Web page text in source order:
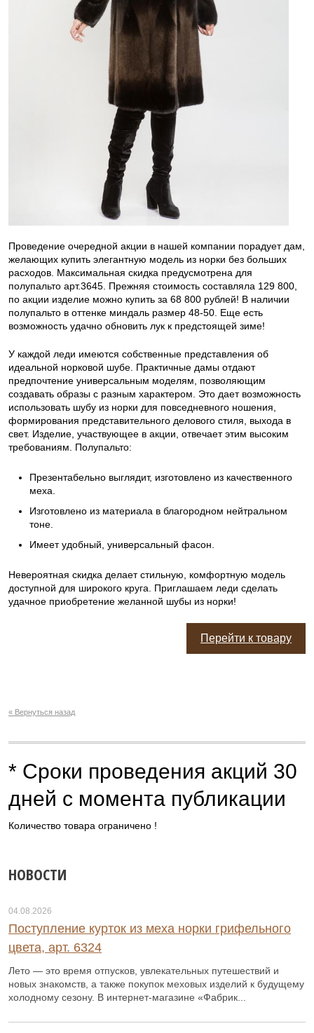
Проведение очередной акции в нашей компании порадует дам,
желающих купить элегантную модель из норки без больших
расходов. Максимальная скидка предусмотрена для
полупальто арт.3645. Прежняя стоимость составляла 129 800,
по акции изделие можно купить за 68 800 рублей! В наличии
полупальто в оттенке миндаль размер 48-50. Еще есть
возможность удачно обновить лук к предстоящей зиме!
У каждой леди имеются собственные представления об
идеальной норковой шубе. Практичные дамы отдают
предпочтение универсальным моделям, позволяющим
создавать образы с разным характером. Это дает возможность
использовать шубу из норки для повседневного ношения,
формирования представительного делового стиля, выхода в
свет. Изделие, участвующее в акции, отвечает этим высоким
требованиям. Полупальто:
Презентабельно выглядит, изготовлено из качественного
меха.
Изготовлено из материала в благородном нейтральном
тоне.
Имеет удобный, универсальный фасон.
Невероятная скидка делает стильную, комфортную модель
доступной для широкого круга. Приглашаем леди сделать
удачное приобретение желанной шубы из норки!
Перейти к товару
« Вернуться назад
* Сроки проведения акций 30
дней с момента публикации
Количество товара ограничено !
НОВОСТИ
04.08.2026
Поступление курток из меха норки грифельного
цвета, арт. 6324
Лето — это время отпусков, увлекательных путешествий и
новых знакомств, а также покупок меховых изделий к будущему
холодному сезону. В интернет-магазине «Фабрик...